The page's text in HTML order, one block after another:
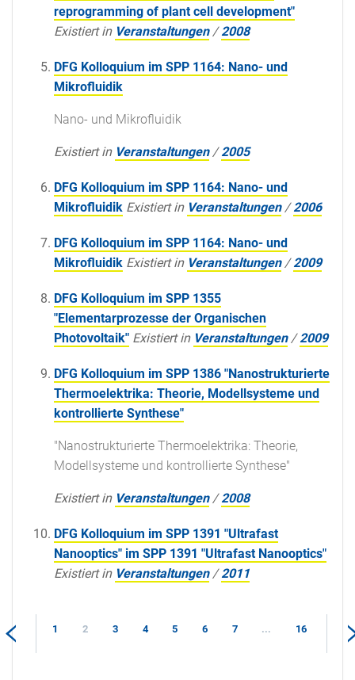
reprogramming of plant cell development"
Existiert in Veranstaltungen /2008
DFG Kolloquium im SPP 1164: Nano- und
Mikrofluidik
Nano- und Mikrofluidik
Existiert in Veranstaltungen /2005
DFG Kolloquium im SPP 1164: Nano- und
Mikrofluidik Existiert in Veranstaltungen /2006
DFG Kolloquium im SPP 1164: Nano- und
Mikrofluidik Existiert in Veranstaltungen /2009
DFG Kolloquium im SPP 1355
"Elementarprozesse der Organischen
Photovoltaik" Existiert in Veranstaltungen /2009
DFG Kolloquium im SPP 1386 "Nanostrukturierte
Thermoelektrika: Theorie, Modellsysteme und
kontrollierte Synthese"
"Nanostrukturierte Thermoelektrika: Theorie,
Modellsysteme und kontrollierte Synthese"
Existiert in Veranstaltungen /2008
DFG Kolloquium im SPP 1391 "Ultrafast
Nanooptics" im SPP 1391 "Ultrafast Nanooptics"
Existiert in Veranstaltungen /2011
1 2 3 4 5 6 7 ... 16